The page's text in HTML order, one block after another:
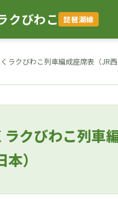
クびわこ 琵琶湖線
ラクびわこ列車編成座席表（JR西
クびわこ列車
本）